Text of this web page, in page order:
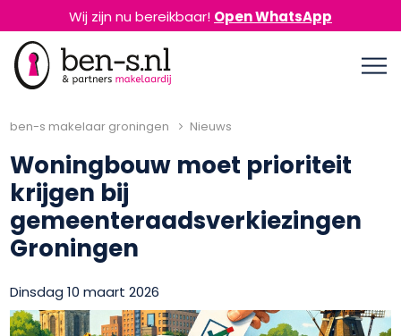
Wij zijn nu bereikbaar! Open WhatsApp
ben-s makelaar groningen Nieuws
Woningbouw moet prioriteit
krijgen bij
gemeenteraadsverkiezingen
Groningen
Dinsdag 10 maart 2026